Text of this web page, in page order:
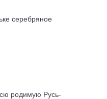
серебряное
родимую Русь-